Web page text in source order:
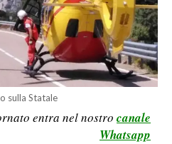
sulla Statale
entra nel nostro canale
Whatsapp